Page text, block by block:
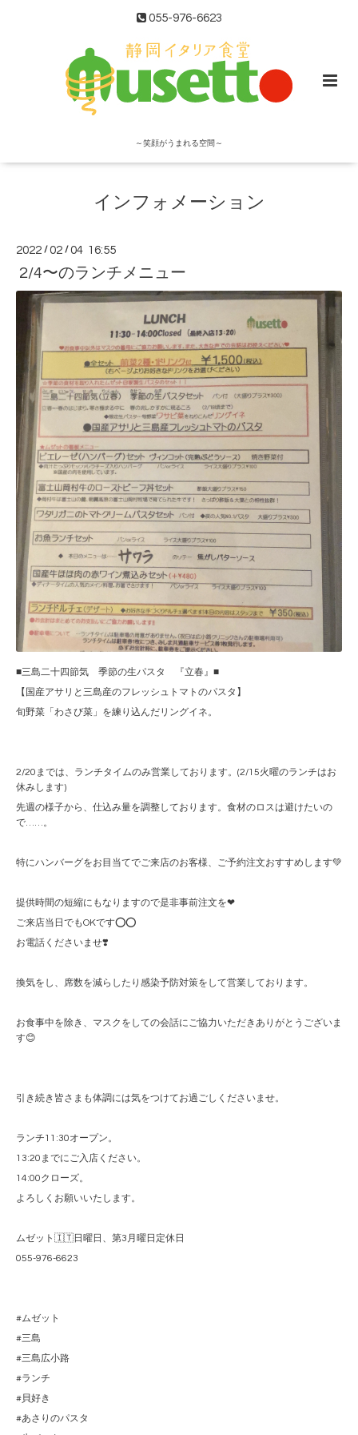
055-976-6623
～笑顔がうまれる空間～
インフォメーション
2022 /02 /04 16:55
2/4〜のランチメニュー
■三島二十四節気 季節の生パスタ 『立春』■
【国産アサリと三島産のフレッシュトマトのパスタ】
旬野菜「わさび菜」を練り込んだリングイネ。
2/20までは、ランチタイムのみ営業しております。(2/15火曜のランチはお
休みします)
先週の様子から、仕込み量を調整しております。食材のロスは避けたいの
で……。
特にハンバーグをお目当てでご来店のお客様、ご予約注文おすすめします💚
提供時間の短縮にもなりますので是非事前注文を❤︎
ご来店当日でもOKです⭕️⭕️
お電話くださいませ❣️
換気をし、席数を減らしたり感染予防対策をして営業しております。
お食事中を除き、マスクをしての会話にご協力いただきありがとうございま
す😊
引き続き皆さまも体調には気をつけてお過ごしくださいませ。
ランチ11:30オープン。
13:20までにご入店ください。
14:00クローズ。
よろしくお願いいたします。
ムゼット🇮🇹日曜日、第3月曜日定休日
055-976-6623
#ムゼット
#三島
#三島広小路
#ランチ
#貝好き
#あさりのパスタ